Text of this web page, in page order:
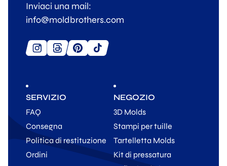
SERVIZIO
FAQ
Consegna
Politica di restituzione
Ordini
NEGOZIO
3D Molds
Stampi per tuille
Tartelletta Molds
Kit di pressatura
Inviaci una mail:
info@moldbrothers.com